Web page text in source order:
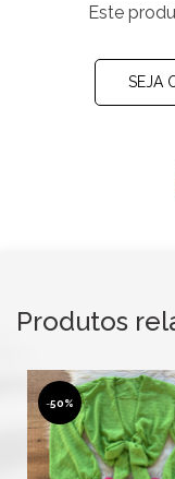
Este
SEJA
Produtos
-50%